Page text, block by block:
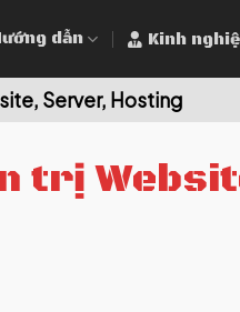
dẫn Kinh
Server, Hosting
trị